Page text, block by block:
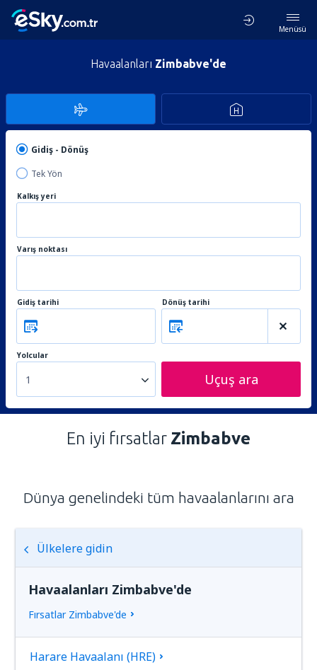
Menüsü
Havaalanları Zimbabve'de
Gidiş - Dönüş
Tek Yön
Kalkış yeri
Varış noktası
Gidiş tarihi Dönüş tarihi
Yolcular
1 Uçuş ara
En iyi fırsatlar Zimbabve
Dünya genelindeki tüm havaalanlarını ara
Ülkelere gidin
Havaalanları Zimbabve'de
Fırsatlar Zimbabve'de
Harare Havaalanı (HRE)